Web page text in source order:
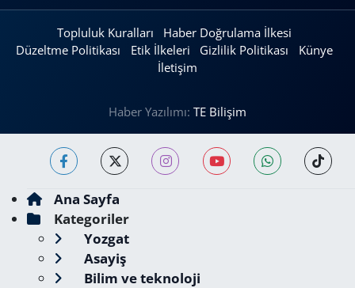
Topluluk Kuralları
Haber Doğrulama İlkesi
Düzeltme Politikası
Etik İlkeleri Gizlilik Politikası
Künye
İletişim
Haber Yazılımı: TE Bilişim
Ana Sayfa
Kategoriler
Yozgat
Asayiş
Bilim ve teknoloji